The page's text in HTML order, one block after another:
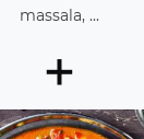
massala, ...
+